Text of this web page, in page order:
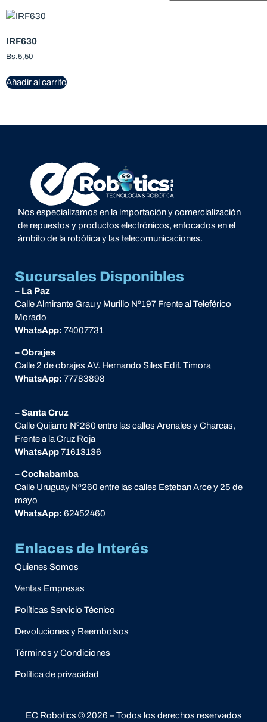
IRF630
Bs.5,50
Añadir al carrito
Nos especializamos en la importación y comercialización
de repuestos y productos electrónicos, enfocados en el
ámbito de la robótica y las telecomunicaciones.
Sucursales Disponibles
– La Paz
Calle Almirante Grau y Murillo Nº197 Frente al Teleférico
Morado
WhatsApp: 74007731
– Obrajes
Calle 2 de obrajes AV. Hernando Siles Edif. Timora
WhatsApp: 77783898
– Santa Cruz
Calle Quijarro Nº260 entre las calles Arenales y Charcas,
Frente a la Cruz Roja
WhatsApp71613136
– Cochabamba
Calle Uruguay Nº260 entre las calles Esteban Arce y 25 de
mayo
WhatsApp: 62452460
Enlaces de Interés
Quienes Somos
Ventas Empresas
Políticas Servicio Técnico
Devoluciones y Reembolsos
Términos y Condiciones
Política de privacidad
EC Robotics © 2026 – Todos los derechos reservados